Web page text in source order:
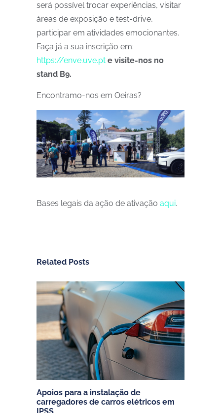
será possível trocar experiências, visitar
áreas de exposição e test-drive,
participar em atividades emocionantes.
Faça já a sua inscrição em:
https://enve.uve.pt e visite-nos no
stand B9.
Encontramo-nos em Oeiras?
Bases legais da ação de ativação aqui.
Related Posts
Apoios para a instalação de
carregadores de carros elétricos em
IPSS